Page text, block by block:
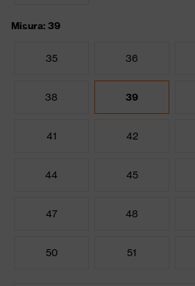
Misura: 39
35 36
38 39
41 42
44 45
47 48
50 51